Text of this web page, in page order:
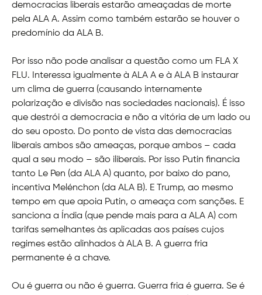
democracias liberais estarão ameaçadas de morte
pela ALA A. Assim como também estarão se houver o
predomínio da ALA B.
Por isso não pode analisar a questão como um FLA X
FLU. Interessa igualmente à ALA A e à ALA B instaurar
um clima de guerra (causando internamente
polarização e divisão nas sociedades nacionais). É isso
que destrói a democracia e não a vitória de um lado ou
do seu oposto. Do ponto de vista das democracias
liberais ambos são ameaças, porque ambos – cada
qual a seu modo – são iliberais. Por isso Putin financia
tanto Le Pen (da ALA A) quanto, por baixo do pano,
incentiva Melénchon (da ALA B). E Trump, ao mesmo
tempo em que apoia Putin, o ameaça com sanções. E
sanciona a Índia (que pende mais para a ALA A) com
tarifas semelhantes às aplicadas aos países cujos
regimes estão alinhados à ALA B. A guerra fria
permanente é a chave.
Ou é guerra ou não é guerra. Guerra fria é guerra. Se é